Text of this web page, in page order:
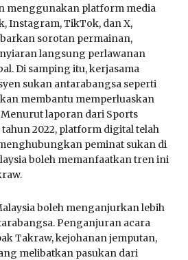
menggunakan platform media
Instagram, TikTok, dan X,
sorotan permainan,
langsung perlawanan
Di samping itu, kerjasama
sukan antarabangsa seperti
membantu memperluaskan
laporan dari Sports
tahun 2022, platform digital telah
peminat sukan di
boleh memanfaatkan tren ini
boleh menganjurkan lebih
Penganjuran acara
Takraw, kejohanan jemputan,
melibatkan pasukan dari